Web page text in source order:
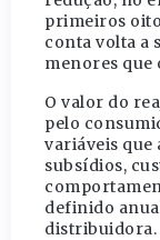
primeiros
conta volta a
menores que
O valor do
pelo
variáveis que
subsídios,
definido
distribuidora.